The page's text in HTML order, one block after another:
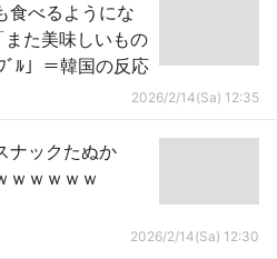
食べるようにな
た美味しいもの
ﾙ」＝韓国の反応
2026/2/14(Sa) 12:35
ナックたぬか
ｗｗｗｗｗ
2026/2/14(Sa) 12:30